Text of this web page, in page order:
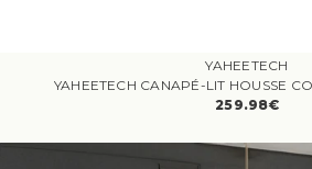
YAHEETECH
259.98€